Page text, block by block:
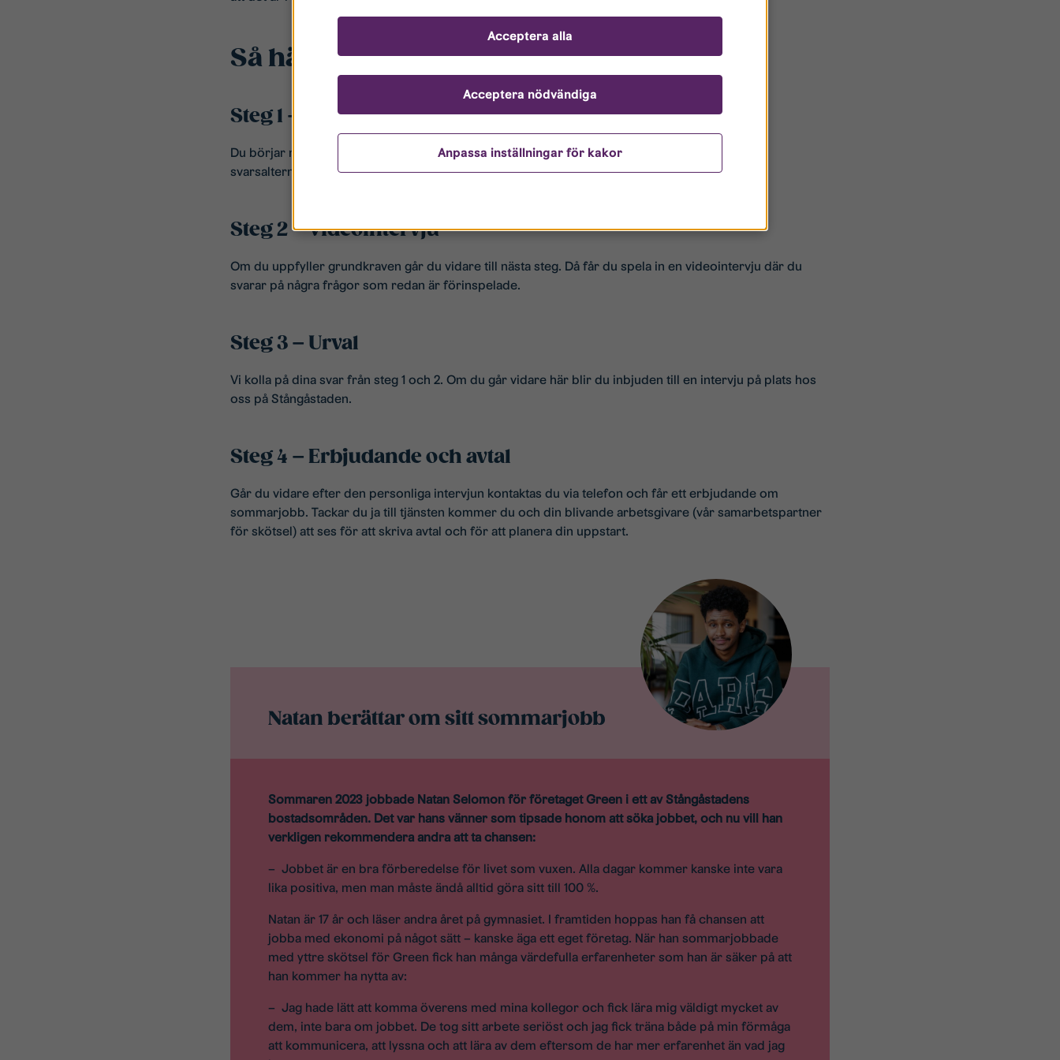
Så här går det till:
Steg 1 – Ansökan
Du börjar med att svara på några enkla frågor. Det kan vara frågor där du väljer ett eller flera
svarsalternativ.
Steg 2 – Videointervju
Om du uppfyller grundkraven går du vidare till nästa steg. Då får du spela in en videointervju där du
svarar på några frågor som redan är förinspelade.
Steg 3 – Urval
Vi kolla på dina svar från steg 1 och 2. Om du går vidare här blir du inbjuden till en intervju på plats hos
oss på Stångåstaden.
Steg 4 – Erbjudande och avtal
Går du vidare efter den personliga intervjun kontaktas du via telefon och får ett erbjudande om
sommarjobb. Tackar du ja till tjänsten kommer du och din blivande arbetsgivare (vår samarbetspartner
för skötsel) att ses för att skriva avtal och för att planera din uppstart.
Natan berättar om sitt sommarjobb
Sommaren 2023 jobbade Natan Selomon för företaget Green i ett av Stångåstadens
bostadsområden. Det var hans vänner som tipsade honom att söka jobbet, och nu vill han
verkligen rekommendera andra att ta chansen:
– Jobbet är en bra förberedelse för livet som vuxen. Alla dagar kommer kanske inte vara
lika positiva, men man måste ändå alltid göra sitt till 100 %.
Natan är 17 år och läser andra året på gymnasiet. I framtiden hoppas han få chansen att
jobba med ekonomi på något sätt – kanske äga ett eget företag. När han sommarjobbade
med yttre skötsel för Green fick han många värdefulla erfarenheter som han är säker på att
han kommer ha nytta av:
– Jag hade lätt att komma överens med mina kollegor och fick lära mig väldigt mycket av
dem, inte bara om jobbet. De tog sitt arbete seriöst och jag fick träna både på min förmåga
att kommunicera, att lyssna och att lära av dem eftersom de har mer erfarenhet än vad jag
Anpassa inställningar för kakor
Acceptera nödvändiga
Acceptera alla